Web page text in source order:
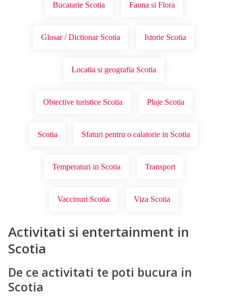
Bucatarie Scotia Fauna si Flora
Glosar / Dictionar Scotia Istorie Scotia
Locatia si geografia Scotia
Obiective turistice Scotia Plaje Scotia
Scotia Sfaturi pentru o calatorie in Scotia
Temperaturi in Scotia Transport
Vaccinuri Scotia Viza Scotia
Activitati si entertainment in
Scotia
De ce activitati te poti bucura in
Scotia